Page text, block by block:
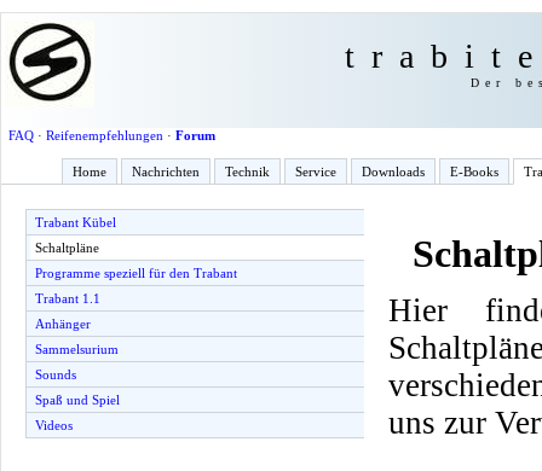
Der
FAQ· Reifenempfehlungen · Forum
Home Nachrichten Technik Service Downloads E-Books
Trabant Kübel
Schaltpläne
Programme speziell für den Trabant
Trabant 1.1
Anhänger
Sammelsurium
Sounds
Spaß und Spiel
Videos
Hier
uns zur